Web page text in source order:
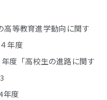
高等教育進学動向に関す
年度
度「高校生の進路に関す
年度